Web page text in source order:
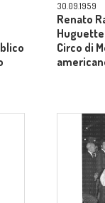
30.09.1959
Renato
Circo di